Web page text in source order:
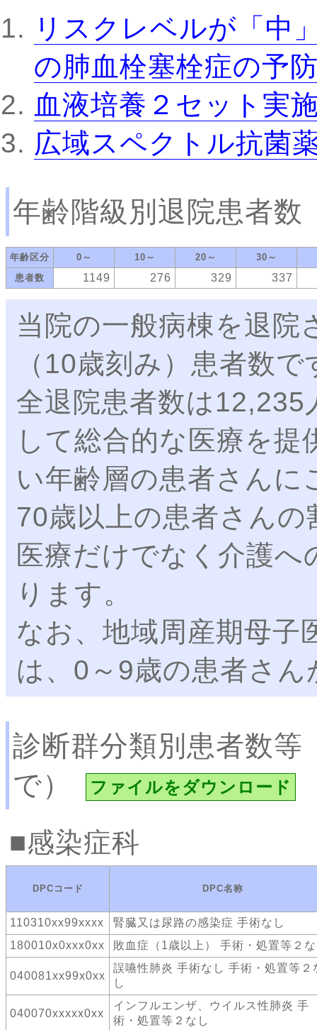
リスクレベルが「中
の肺血栓塞栓症の予
血液培養２セット実
広域スペクトル抗菌
年齢階級別退院患者数
年齢区分 0～ 10～ 20～ 30～
患者数
1149 276 329 337
当院の一般病棟を退院
（10歳刻み）患者数で
全退院患者数は12,235
して総合的な医療を
い年齢層の患者さん
70歳以上の患者さん
医療だけでなく介護
ります。
なお、地域周産期母子
は、0～9歳の患者さ
診断群分類別患者数等
で）
ファイルをダウンロード
感染症科
DPCコード DPC名称
110310xx99xxxx
腎臓又は尿路の感染症 手術なし
180010x0xxx0xx
敗血症（1歳以上） 手術・処置等２
040081xx99x0xx
誤嚥性肺炎 手術なし 手術・処置等２
し
040070xxxxx0xx
インフルエンザ、ウイルス性肺炎 手
術・処置等２なし